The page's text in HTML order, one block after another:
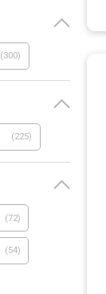
(300)
(225)
(72)
(54)